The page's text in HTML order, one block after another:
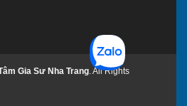
Gia Sư Nha Trang . All Rights